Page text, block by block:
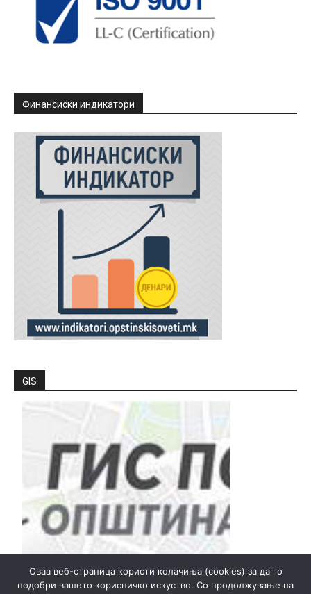
Финансиски индикатори
GIS
Оваа веб-страница користи колачиња (cookies) за да го
подобри вашето корисничко искуство. Со продолжување на